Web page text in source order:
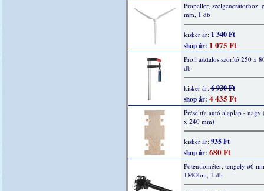
Propeller, szélgenerátorhoz,
mm, 1 db
kisker ár:1 340 Ft
shop ár: 1 075 Ft
Profi asztalos szorító 250 x
db
kisker ár:6 930 Ft
shop ár: 4 435 Ft
Préseltfa autó alaplap - nagy
x 240 mm)
kisker ár:935 Ft
shop ár: 680 Ft
Potentiométer, tengely ø6
1MOhm, 1 db